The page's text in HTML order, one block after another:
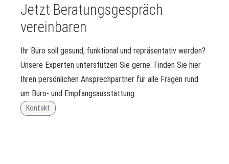
Jetzt Beratungsgespräch
vereinbaren
Ihr Büro soll gesund, funktional und repräsentativ werden?
Unsere Experten unterstützen Sie gerne. Finden Sie hier
Ihren persönlichen Ansprechpartner für alle Fragen rund
um Büro- und Empfangsausstattung.
Kontakt